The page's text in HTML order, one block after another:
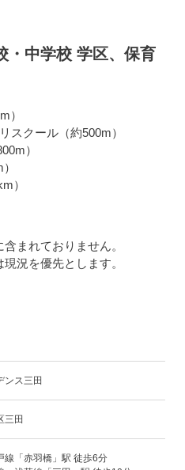
・中学校 学区、保育
）
スクール（約500m）
）
）
まれておりません。
況を優先とします。
ンス三田
三田
線「赤羽橋」駅 徒歩6分